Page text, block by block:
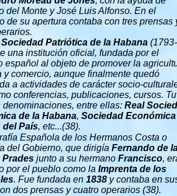
del Monte y José Luis Alfonso. En el
de su apertura contaba con tres prensas
Patriótica de la Habana (1793-
una institución oficial, fundada por el
español al objeto de promover la
y comercio, aunque finalmente quedó
a actividades de carácter socio-
conferencias, publicaciones, cursos.
denominaciones, entre ellas: Real
de la Habana, Sociedad
del País, etc...(38).
Española de los Hermanos Costa o
del Gobierno, que dirigía Fernando de
Prades junto a su hermano Francisco,
por el pueblo como la Imprenta de los
. Fue fundada en 1838 y contaba en
dos prensas y cuatro operarios (38).